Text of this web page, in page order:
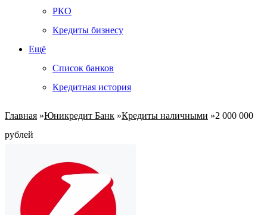
РКО
Кредиты бизнесу
Ещё
Список банков
Кредитная история
Главная »Юникредит Банк »Кредиты наличными »2 000 000
рублей